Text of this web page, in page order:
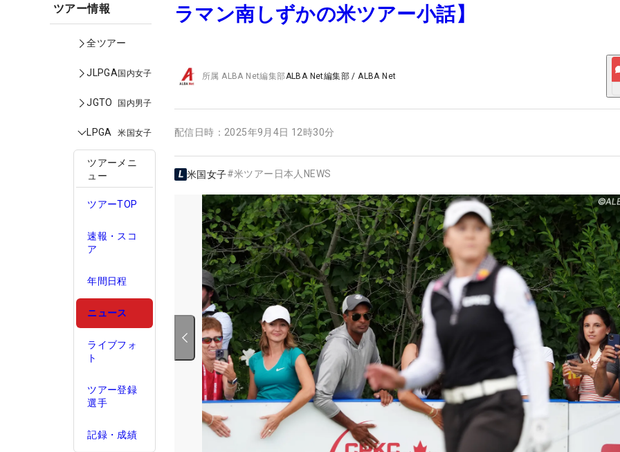
ツアー情報
全ツアー
JLPGA国内女子
JGTO 国内男子
LPGA 米国女子
ツアーメニ
ュー
ツアーTOP
速報・スコ
ア
年間日程
ニュース
ライブフォ
ト
ツアー登録
選手
記録・成績
ラマン南しずかの米ツアー小話】
所属ALBA Net編集部ALBA Net編集部 /ALBA Net
配信日時： 2025年9月4日 12時30分
米国女子#米ツアー日本人NEWS